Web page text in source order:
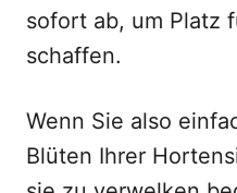
sofort ab, um Platz
schaffen.
Wenn Sie also
Blüten Ihrer